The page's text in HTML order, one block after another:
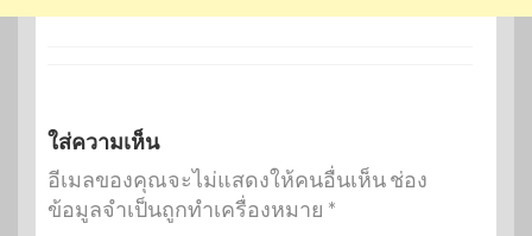
ใส่ความเห็น
อีเมลของคุณจะไม่แสดงให้คนอื่นเห็นช่อง
ข้อมูลจำเป็นถูกทำเครื่องหมาย *